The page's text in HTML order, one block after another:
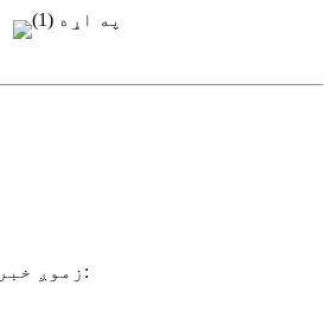
زموږ خبر پاڼه کې ګډون وکړئ: